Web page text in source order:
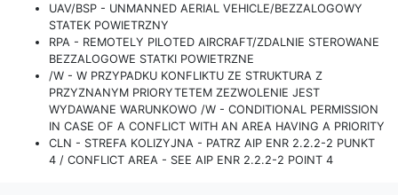
UAV/BSP - UNMANNED AERIAL VEHICLE/BEZZALOGOWY
STATEK POWIETRZNY
RPA - REMOTELY PILOTED AIRCRAFT/ZDALNIE STEROWANE
BEZZALOGOWE STATKI POWIETRZNE
/W - W PRZYPADKU KONFLIKTU ZE STRUKTURA Z
PRZYZNANYM PRIORYTETEM ZEZWOLENIE JEST
WYDAWANE WARUNKOWO /W - CONDITIONAL PERMISSION
IN CASE OF A CONFLICT WITH AN AREA HAVING A PRIORITY
CLN - STREFA KOLIZYJNA - PATRZ AIP ENR 2.2.2-2 PUNKT
4 / CONFLICT AREA - SEE AIP ENR 2.2.2-2 POINT 4